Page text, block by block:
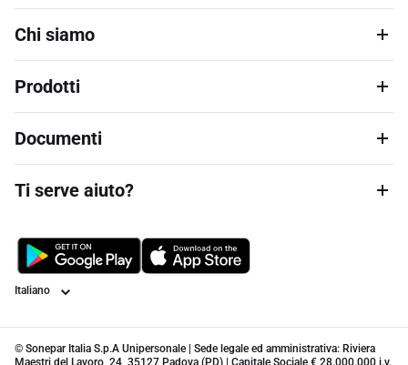
Chi siamo
Prodotti
Documenti
Ti serve aiuto?
Lingua
© Sonepar Italia S.p.A Unipersonale | Sede legale ed amministrativa: Riviera
Maestri del Lavoro, 24, 35127 Padova (PD) | Capitale Sociale € 28.000.000 i.v.